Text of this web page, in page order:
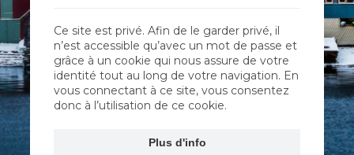
Ce site est privé. Afin de le garder privé, il
n’est accessible qu’avec un mot de passe et
grâce à un cookie qui nous assure de votre
identité tout au long de votre navigation. En
vous connectant à ce site, vous consentez
donc à l’utilisation de ce cookie.
Plus d'info